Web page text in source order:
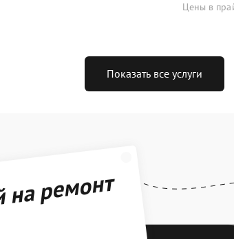
Цены в
Показать все услуги
ремонт